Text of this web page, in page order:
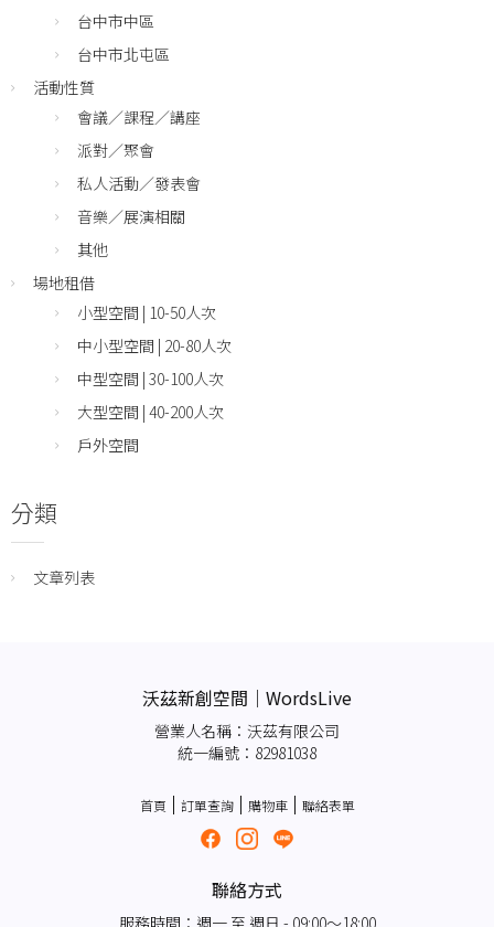
台中市中區
台中市北屯區
活動性質
會議／課程／講座
派對／聚會
私人活動／發表會
音樂／展演相關
其他
場地租借
小型空間 | 10-50人次
中小型空間 | 20-80人次
中型空間 | 30-100人次
大型空間 | 40-200人次
戶外空間
分類
文章列表
沃茲新創空間｜WordsLive
營業人名稱：沃茲有限公司
統一編號：82981038
首頁 訂單查詢 購物車 聯絡表單
聯絡方式
服務時間：週一 至 週日 - 09:00～18:00